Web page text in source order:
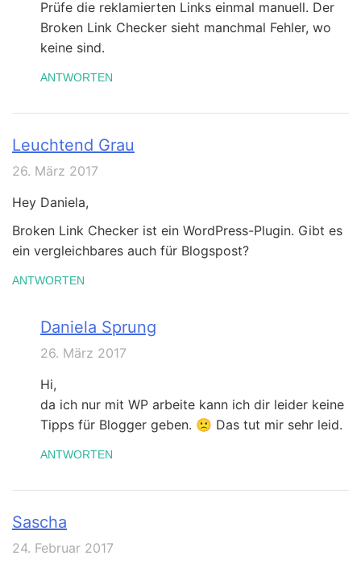
Prüfe die reklamierten Links einmal manuell. Der
Broken Link Checker sieht manchmal Fehler, wo
keine sind.
ANTWORTEN
Leuchtend Grau
26. März 2017
Hey Daniela,
Broken Link Checker ist ein WordPress-Plugin. Gibt es
ein vergleichbares auch für Blogspost?
ANTWORTEN
Daniela Sprung
26. März 2017
Hi,
da ich nur mit WP arbeite kann ich dir leider keine
Tipps für Blogger geben. 🙁 Das tut mir sehr leid.
ANTWORTEN
Sascha
24. Februar 2017